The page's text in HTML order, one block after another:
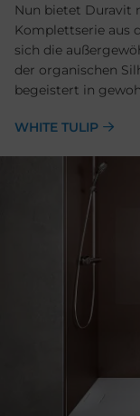
Nun bietet Duravit
Komplettserie aus
sich die
der organischen
begeistert in
WHITE TULIP